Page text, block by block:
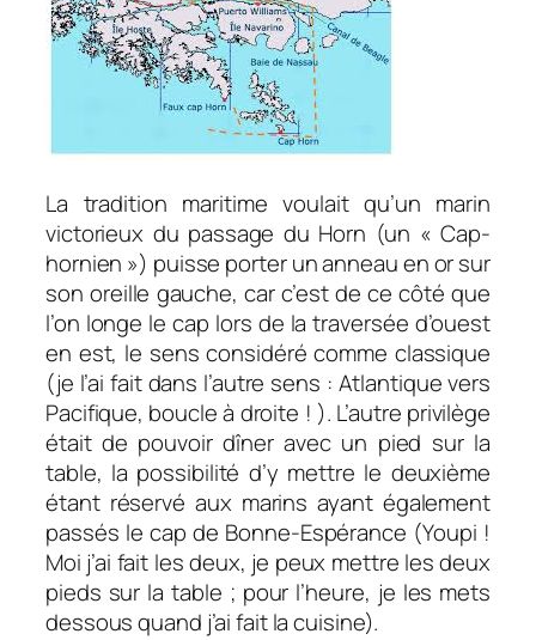
La tradition maritime voulait qu’un marin
victorieux du passage du Horn (un « Cap-
hornien ») puisse porter un anneau en or sur
son oreille gauche, car c’est de ce côté que
l’on longe le cap lors de la traversée d’ouest
en est, le sens considéré comme classique
(je l’ai fait dans l’autre sens : Atlantique vers
Pacifique, boucle à droite ! ). L’autre privilège
était de pouvoir dîner avec un pied sur la
table, la possibilité d’y mettre le deuxième
étant réservé aux marins ayant également
passés le cap de Bonne-Espérance (Youpi !
Moi j’ai fait les deux, je peux mettre les deux
pieds sur la table ; pour l’heure, je les mets
dessous quand j’ai fait la cuisine).